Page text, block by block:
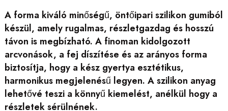
A forma kiváló minőségű, öntőipari szilikon gumiból
készül, amely rugalmas, részletgazdag és hosszú
távon is megbízható. A finoman kidolgozott
arcvonások, a fej díszítése és az arányos forma
biztosítja, hogy a kész gyertya esztétikus,
harmonikus megjelenésű legyen. A szilikon anyag
lehetővé teszi a könnyű kiemelést, anélkül hogy a
részletek sérülnének.